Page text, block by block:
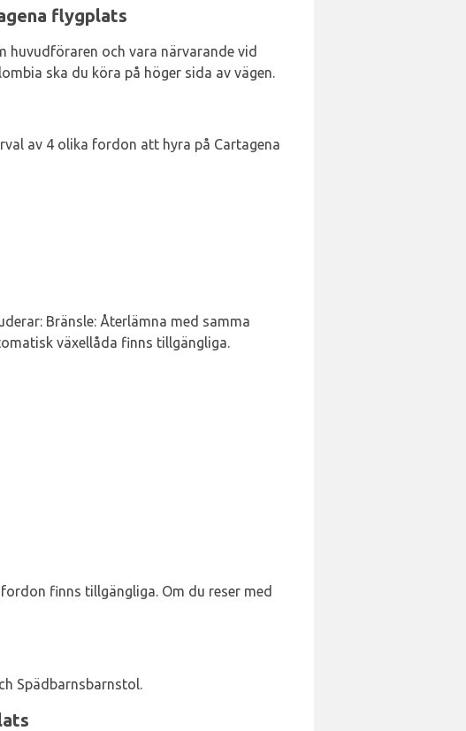
flygplats
huvudföraren och vara närvarande vid
ska du köra på höger sida av vägen.
av 4 olika fordon att hyra på Cartagena
Bränsle: Återlämna med samma
växellåda finns tillgängliga.
finns tillgängliga. Om du reser med
Spädbarnsbarnstol.